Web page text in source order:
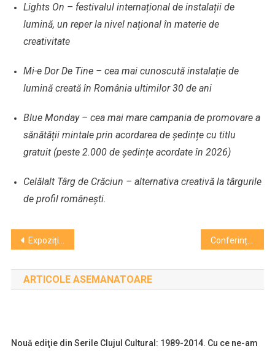
Lights On – festivalul internațional de instalații de
lumină, un reper la nivel național în materie de
creativitate
Mi-e Dor De Tine – cea mai cunoscută instalație de
lumină creată în România ultimilor 30 de ani
Blue Monday – cea mai mare campania de promovare a
sănătății mintale prin acordarea de ședințe cu titlu
gratuit (peste 2.000 de ședințe acordate în 2026)
Celălalt Târg de Crăciun – alternativa creativă la târgurile
de profil românești.
Navigare
în
articole
Expoziția Când materia devine memorie – Patrimoniu restaurat Conferință Adrian Papahagi-Mihnea Măruță. Războiul nevăzut al creștinului în lumea virtuală
ARTICOLE ASEMANATOARE
Nouă ediţie din Serile Clujul Cultural: 1989-2014. Cu ce ne-am